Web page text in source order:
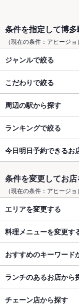
条件を指定して博
（現在の条件：アヒージョ）
ジャンルで絞る
こだわりで絞る
周辺の駅から探す
ランキングで絞る
今日明日予約できるお
条件を変更してお
（現在の条件：アヒージョ）
エリアを変更する
料理メニューを変更す
おすすめのキーワード
ランチのあるお店から
チェーン店から探す